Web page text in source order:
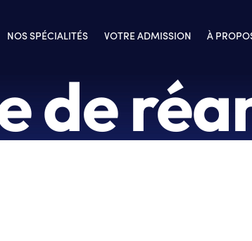
NOS SPÉCIALITÉS VOTRE ADMISSION À
de